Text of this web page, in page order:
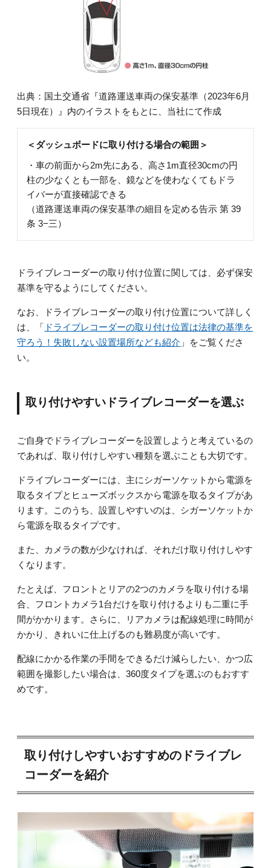
出典：国土交通省『道路運送車両の保安基準（2023年6月
5日現在）』内のイラストをもとに、当社にて作成
＜ダッシュボードに取り付ける場合の範囲＞
・車の前面から2m先にある、高さ1m直径30cmの円
柱の少なくとも一部を、鏡などを使わなくてもドラ
イバーが直接確認できる
（道路運送車両の保安基準の細目を定める告示 第 39
条 3−三）
ドライブレコーダーの取り付け位置に関しては、必ず保安
基準を守るようにしてください。
なお、ドライブレコーダーの取り付け位置について詳しく
は、「 ドライブレコーダーの取り付け位置は法律の基準を
守ろう！失敗しない設置場所なども紹介 」をご覧くださ
い。
取り付けやすいドライブレコーダーを選ぶ
ご自身でドライブレコーダーを設置しようと考えているの
であれば、取り付けしやすい種類を選ぶことも大切です。
ドライブレコーダーには、主にシガーソケットから電源を
取るタイプとヒューズボックスから電源を取るタイプがあ
ります。このうち、設置しやすいのは、シガーソケットか
ら電源を取るタイプです。
また、カメラの数が少なければ、それだけ取り付けしやす
くなります。
たとえば、フロントとリアの2つのカメラを取り付ける場
合、フロントカメラ1台だけを取り付けるよりも二重に手
間がかかります。さらに、リアカメラは配線処理に時間が
かかり、きれいに仕上げるのも難易度が高いです。
配線にかかる作業の手間をできるだけ減らしたい、かつ広
範囲を撮影したい場合は、360度タイプを選ぶのもおすす
めです。
取り付けしやすいおすすめのドライブレ
コーダーを紹介